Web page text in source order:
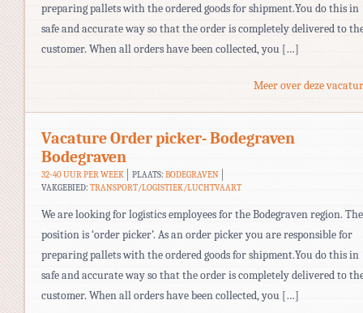
preparing pallets with the ordered goods for shipment.You do this in
safe and accurate way so that the order is completely delivered to
customer. When all orders have been collected, you […]
Meer over deze
Vacature Order picker- Bodegraven
Bodegraven
32-40 UUR PER WEEK PLAATS: BODEGRAVEN
VAKGEBIED: TRANSPORT/LOGISTIEK/LUCHTVAART
We are looking for logistics employees for the Bodegraven region. The
position is ‘order picker’. As an order picker you are responsible for
preparing pallets with the ordered goods for shipment.You do this in
safe and accurate way so that the order is completely delivered to
customer. When all orders have been collected, you […]